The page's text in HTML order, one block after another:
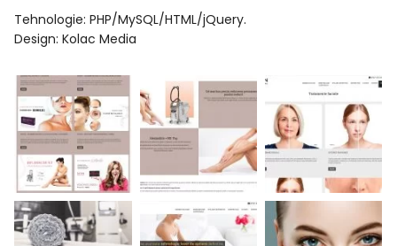
Tehnologie: PHP/MySQL/HTML/jQuery.
Design: Kolac Media